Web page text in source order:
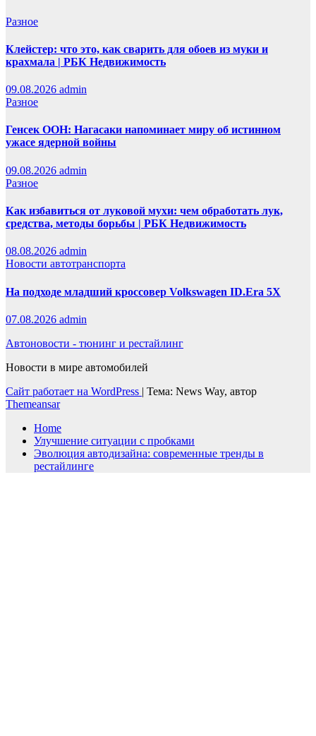
Разное
Клейстер: что это, как сварить для обоев из муки и
крахмала | РБК Недвижимость
09.08.2026 admin
Разное
Генсек ООН: Нагасаки напоминает миру об истинном
ужасе ядерной войны
09.08.2026 admin
Разное
Как избавиться от луковой мухи: чем обработать лук,
средства, методы борьбы | РБК Недвижимость
08.08.2026 admin
Новости автотранспорта
На подходе младший кроссовер Volkswagen ID.Era 5X
07.08.2026 admin
Автоновости - тюнинг и рестайлинг
Новости в мире автомобилей
Сайт работает на WordPress | Тема: News Way, автор
Themeansar
Home
Улучшение ситуации с пробками
Эволюция автодизайна: современные тренды в
рестайлинге